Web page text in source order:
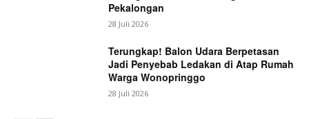
Pekalongan
28 Juli 2026
Terungkap! Balon Udara Berpetasan
Jadi Penyebab Ledakan di Atap Rumah
Warga Wonopringgo
28 Juli 2026